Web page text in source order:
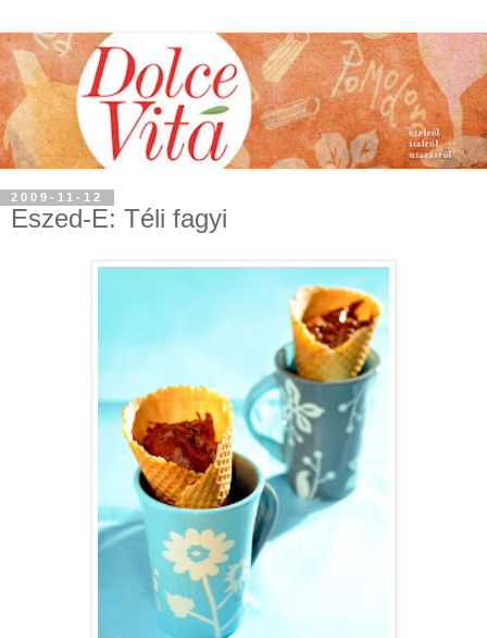
2009-11-12
Eszed-E: Téli fagyi